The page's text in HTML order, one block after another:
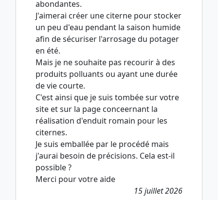
abondantes.
J'aimerai créer une citerne pour stocker
un peu d'eau pendant la saison humide
afin de sécuriser l'arrosage du potager
en été.
Mais je ne souhaite pas recourir à des
produits polluants ou ayant une durée
de vie courte.
C'est ainsi que je suis tombée sur votre
site et sur la page conceernant la
réalisation d'enduit romain pour les
citernes.
Je suis emballée par le procédé mais
j'aurai besoin de précisions. Cela est-il
possible ?
Merci pour votre aide
15 juillet 2026